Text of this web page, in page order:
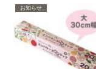
お知らせ